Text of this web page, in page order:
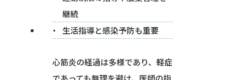
継続
生活指導と感染予防も重要
心筋炎の経過は多様であり、軽症